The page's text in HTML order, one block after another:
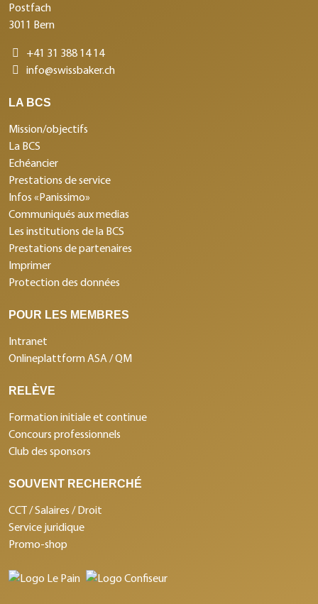
Postfach
3011 Bern
+41 31 388 14 14
info@swissbaker.ch
LA BCS
Mission/objectifs
La BCS
Echéancier
Prestations de service
Infos «Panissimo»
Communiqués aux medias
Les institutions de la BCS
Prestations de partenaires
Imprimer
Protection des données
POUR LES MEMBRES
Intranet
Onlineplattform ASA / QM
RELÈVE
Formation initiale et continue
Concours professionnels
Club des sponsors
SOUVENT RECHERCHÉ
CCT / Salaires / Droit
Service juridique
Promo-shop